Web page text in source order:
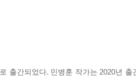
출간되었다. 민병훈 작가는 2020년